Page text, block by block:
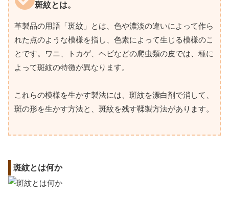
斑紋とは。
革製品の用語「斑紋」とは、色や濃淡の違いによって作ら
れた点のような模様を指し、色素によって生じる模様のこ
とです。ワニ、トカゲ、ヘビなどの爬虫類の皮では、種に
よって斑紋の特徴が異なります。
これらの模様を生かす製法には、斑紋を漂白剤で消して、
斑の形を生かす方法と、斑紋を残す鞣製方法があります。
斑紋とは何か